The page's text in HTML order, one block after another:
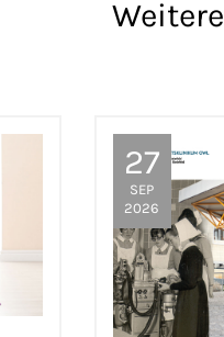
Weitere
27
SEP
2026